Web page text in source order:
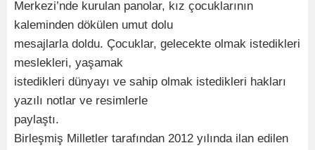
Merkezi’nde kurulan panolar, kız çocuklarının
kaleminden dökülen umut dolu
mesajlarla doldu. Çocuklar, gelecekte olmak istedikleri
meslekleri, yaşamak
istedikleri dünyayı ve sahip olmak istedikleri hakları
yazılı notlar ve resimlerle
paylaştı.
Birleşmiş Milletler tarafından 2012 yılında ilan edilen